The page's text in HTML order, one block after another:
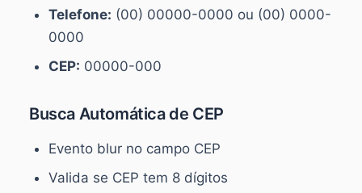
Telefone: (00) 00000-0000 ou (00) 0000-
0000
CEP: 00000-000
Busca Automática de CEP
Evento blur no campo CEP
Valida se CEP tem 8 dígitos